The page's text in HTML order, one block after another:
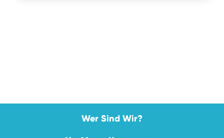
Wer Sind Wir?